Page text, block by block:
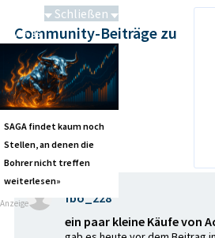
Community-Beiträge zu
Laiqon
fbo_228
ein paar kleine Käufe von
Schließen
86 von 86
SAGA findet kaum noch
Stellen, an denen die
Bohrer nicht treffen
weiterlesen»
Anzeige